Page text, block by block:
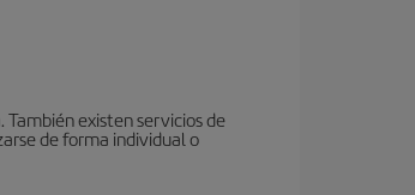
existen servicios de
de forma individual o